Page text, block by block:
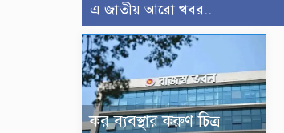
এ জাতীয় আরো খবর..
কর ব্যবস্থার করুণ চিত্র